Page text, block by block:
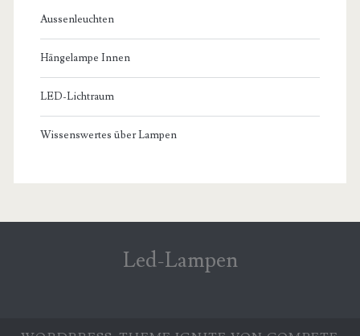
Aussenleuchten
Hängelampe Innen
LED-Lichtraum
Wissenswertes über Lampen
Led-Lampen